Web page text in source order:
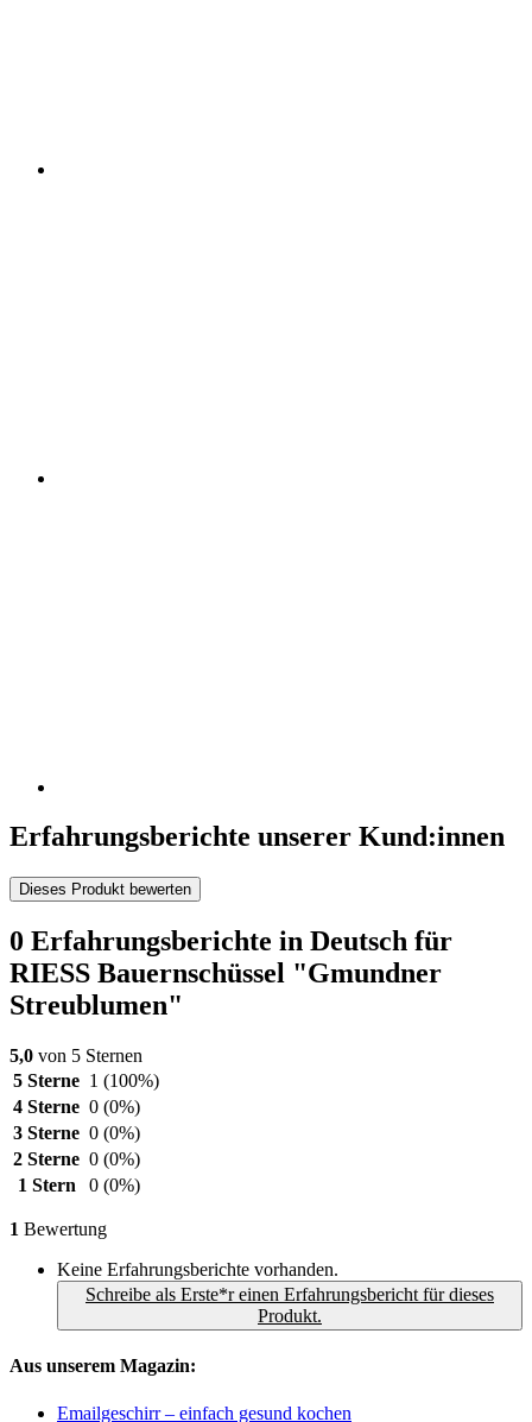
Erfahrungsberichte unserer Kund:innen
Dieses Produkt bewerten
0 Erfahrungsberichte in Deutsch für
RIESS Bauernschüssel "Gmundner
Streublumen"
5,0 von 5 Sternen
5 Sterne 1 (100%)
4 Sterne 0 (0%)
3 Sterne 0 (0%)
2 Sterne 0 (0%)
1 Stern
0 (0%)
1 Bewertung
Keine Erfahrungsberichte vorhanden.
Schreibe als Erste*r einen Erfahrungsbericht für dieses
Produkt.
Aus unserem Magazin:
Emailgeschirr – einfach gesund kochen